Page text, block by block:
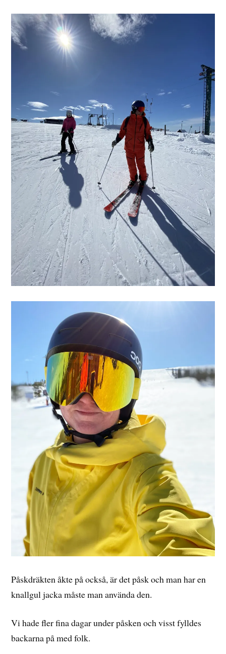
Påskdräkten åkte på också, är det påsk och man har en
knallgul jacka måste man använda den.
Vi hade fler fina dagar under påsken och visst fylldes
backarna på med folk.